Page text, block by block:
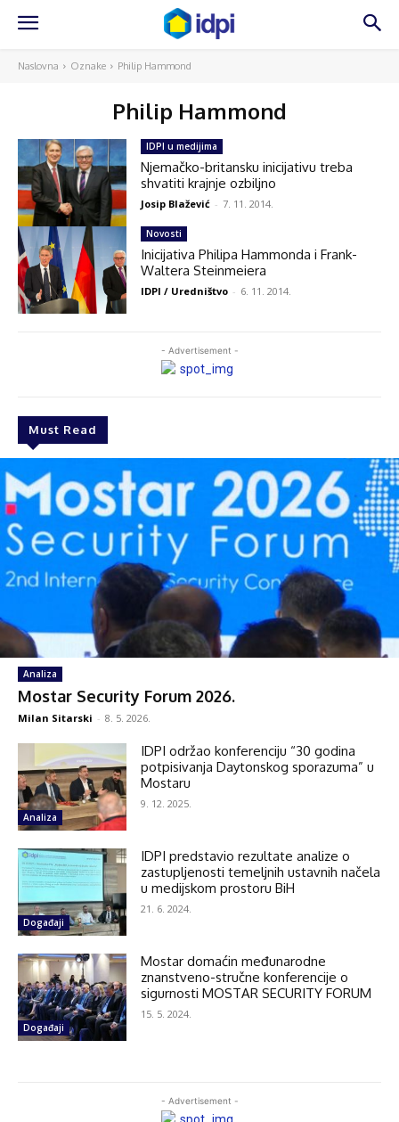
Naslovna Oznake Philip Hammond
Philip Hammond
- Advertisement -
Must Read
Analiza
Mostar Security Forum 2026.
Milan Sitarski - 8. 5. 2026.
Analiza
IDPI održao konferenciju “30 godina
potpisivanja Daytonskog sporazuma” u
Mostaru
9. 12. 2025.
Događaji
IDPI predstavio rezultate analize o
zastupljenosti temeljnih ustavnih načela
u medijskom prostoru BiH
21. 6. 2024.
Događaji
Mostar domaćin međunarodne
znanstveno-stručne konferencije o
sigurnosti MOSTAR SECURITY FORUM
15. 5. 2024.
IDPI u medijima
Njemačko-britansku inicijativu treba
shvatiti krajnje ozbiljno
Josip Blažević - 7. 11. 2014.
Novosti
Inicijativa Philipa Hammonda i Frank-
Waltera Steinmeiera
IDPI / Uredništvo - 6. 11. 2014.
- Advertisement -